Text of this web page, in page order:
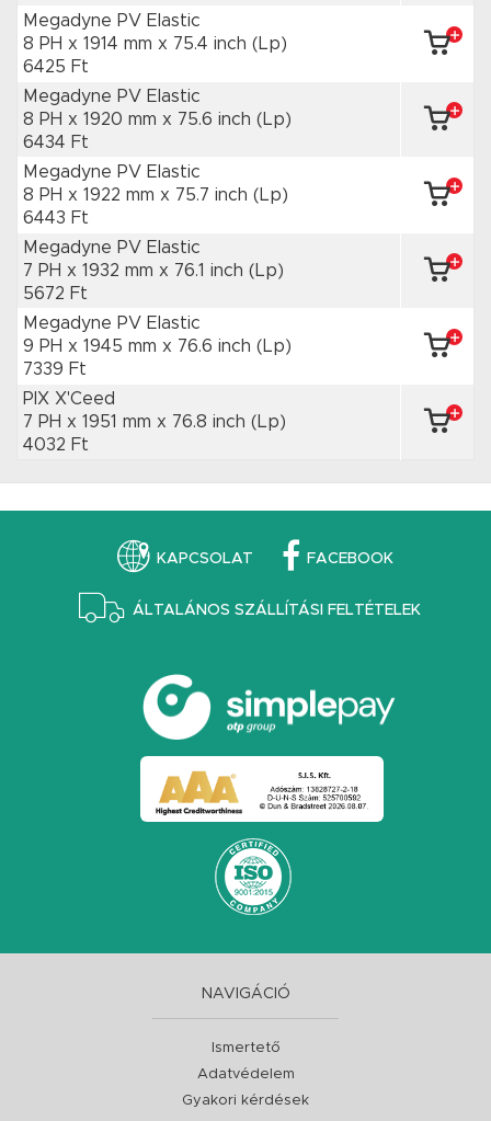
Megadyne PV Elastic
8 PH x 1914 mm x 75.4 inch (Lp)
6425 Ft
Megadyne PV Elastic
8 PH x 1920 mm x 75.6 inch (Lp)
6434 Ft
Megadyne PV Elastic
8 PH x 1922 mm x 75.7 inch (Lp)
6443 Ft
Megadyne PV Elastic
7 PH x 1932 mm x 76.1 inch (Lp)
5672 Ft
Megadyne PV Elastic
9 PH x 1945 mm x 76.6 inch (Lp)
7339 Ft
PIX X'Ceed
7 PH x 1951 mm x 76.8 inch (Lp)
4032 Ft
KAPCSOLAT FACEBOOK
ÁLTALÁNOS SZÁLLÍTÁSI FELTÉTELEK
NAVIGÁCIÓ
Ismertető
Adatvédelem
Gyakori kérdések